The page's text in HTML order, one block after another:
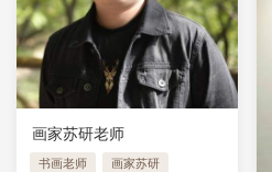
画家苏研老师
书画老师 画家苏研